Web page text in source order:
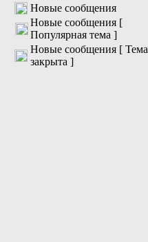
Новые сообщения
Новые сообщения [
Популярная тема ]
Новые сообщения [ Тема
закрыта ]